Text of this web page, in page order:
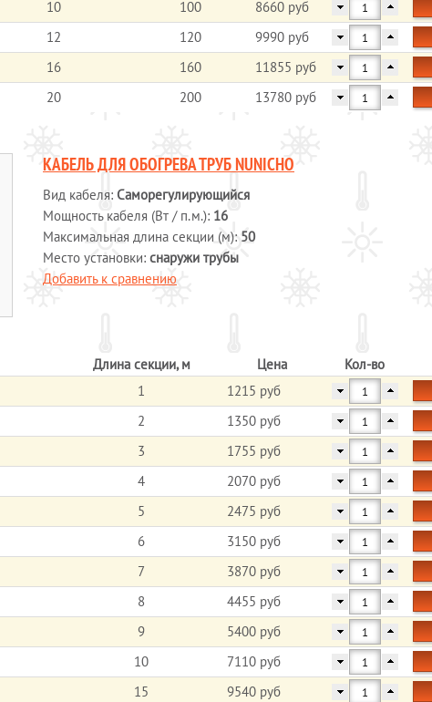
10 100 8660 руб
12 120 9990 руб
16 160 11855 руб
20 200 13780 руб
КАБЕЛЬ ДЛЯ ОБОГРЕВА ТРУБ NUNICHO
Вид кабеля: Саморегулирующийся
Мощность кабеля (Вт / п.м.): 16
Максимальная длина секции (м): 50
Место установки: снаружи трубы
Добавить к сравнению
Длина секции, м Цена
Кол-во
1 1215 руб
2 1350 руб
3 1755 руб
4 2070 руб
5 2475 руб
6 3150 руб
7 3870 руб
8 4455 руб
9 5400 руб
10 7110 руб
15 9540 руб